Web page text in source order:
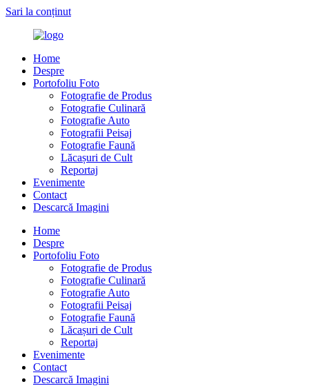
Sari la conținut
Home
Despre
Portofoliu Foto
Fotografie de Produs
Fotografie Culinară
Fotografie Auto
Fotografii Peisaj
Fotografie Faună
Lăcașuri de Cult
Reportaj
Evenimente
Contact
Descarcă Imagini
Home
Despre
Portofoliu Foto
Fotografie de Produs
Fotografie Culinară
Fotografie Auto
Fotografii Peisaj
Fotografie Faună
Lăcașuri de Cult
Reportaj
Evenimente
Contact
Descarcă Imagini